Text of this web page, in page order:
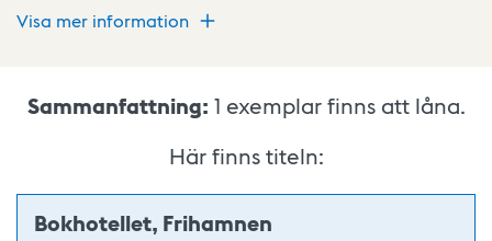
Visa mer information
Sammanfattning: 1 exemplar finns att låna.
Här finns titeln:
Bokhotellet, Frihamnen